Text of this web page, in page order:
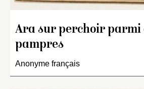
Ara sur perchoir parmi
pampres
Anonyme français